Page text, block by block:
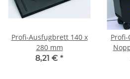
Profi-Ausfugbrett 140 x
280 mm
8,21 € *